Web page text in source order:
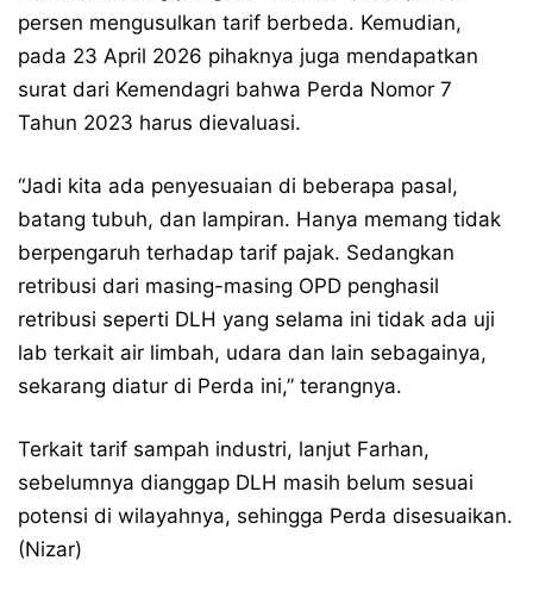
persen mengusulkan tarif berbeda. Kemudian,
pada 23 April 2026 pihaknya juga mendapatkan
surat dari Kemendagri bahwa Perda Nomor 7
Tahun 2023 harus dievaluasi.
“Jadi kita ada penyesuaian di beberapa pasal,
batang tubuh, dan lampiran. Hanya memang tidak
berpengaruh terhadap tarif pajak. Sedangkan
retribusi dari masing-masing OPD penghasil
retribusi seperti DLH yang selama ini tidak ada uji
lab terkait air limbah, udara dan lain sebagainya,
sekarang diatur di Perda ini,” terangnya.
Terkait tarif sampah industri, lanjut Farhan,
sebelumnya dianggap DLH masih belum sesuai
potensi di wilayahnya, sehingga Perda disesuaikan.
(Nizar)